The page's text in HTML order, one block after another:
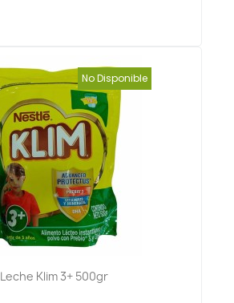
Leche Klim 3+ 500gr
No Disponible